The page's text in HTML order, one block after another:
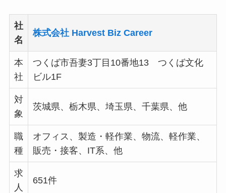
社
名
株式会社 Harvest Biz Career
本
社
つくば市吾妻3丁目10番地13 つくば文化
ビル1F
対
象
茨城県、栃木県、埼玉県、千葉県、他
職
種
オフィス、製造・軽作業、物流、軽作業、
販売・接客、IT系、他
求
人
651件